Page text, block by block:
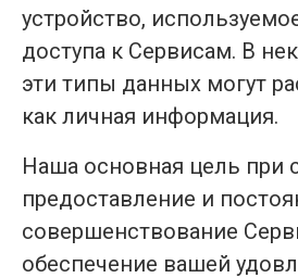
устройство,
доступа к Сервисам. В
эти типы данных могут
как личная информация.
Наша основная цель при
предоставление и
совершенствование
обеспечение вашей